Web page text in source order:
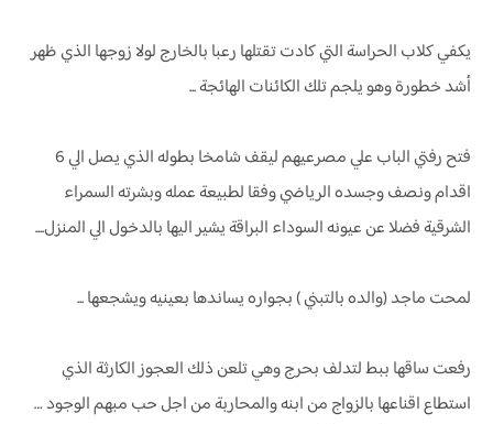
يكفي كلاب الحراسة التي كادت تقتلها رعبا بالخارج لولا زوجها الذي ظهر
أشد خطورة وهو يلجم تلك الكائنات الهائجة ...
فتح رفتي الباب علي مصرعيهم ليقف شامخا بطوله الذي يصل الي 6
اقدام ونصف وجسده الرياضي وفقا لطبيعة عمله وبشرته السمراء
الشرقية فضلا عن عيونه السوداء البراقة يشير اليها بالدخول الي المنزل....
لمحت ماجد (والده بالتبني ) بجواره يساندها بعينيه ويشجعها ...
رفعت ساقها ببط لتدلف بحرج وهي تلعن ذلك العجوز الكارثة الذي
استطاع اقناعها بالزواج من ابنه والمحاربة من اجل حب مبهم الوجود …